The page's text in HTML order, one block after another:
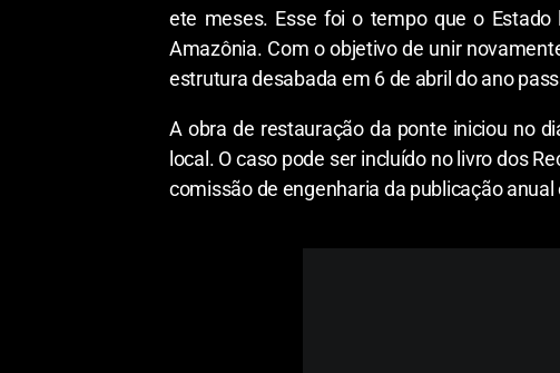
ete meses. Esse foi o tempo que o
Amazônia. Com o objetivo de unir
estrutura desabada em 6 de abril do ano
A obra de restauração da ponte iniciou no
local. O caso pode ser incluído no livro dos
comissão de engenharia da publicação